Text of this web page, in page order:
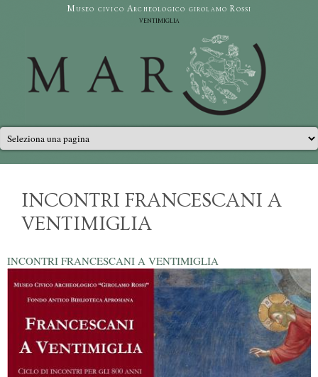
Salta al contenuto principaleMuseo civico Archeologico girolamo Rossi
ventimiglia
Menu principale
INCONTRI FRANCESCANI A
VENTIMIGLIA
INCONTRI FRANCESCANI A VENTIMIGLIA